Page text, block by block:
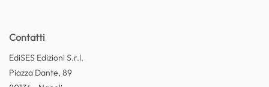
Contatti
EdiSES Edizioni S.r.l.
Piazza Dante, 89